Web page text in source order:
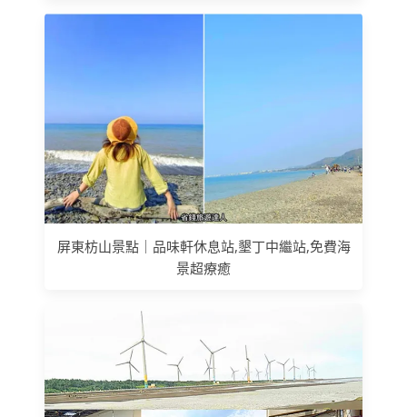
屏東枋山景點｜品味軒休息站,墾丁中繼站,免費海
景超療癒